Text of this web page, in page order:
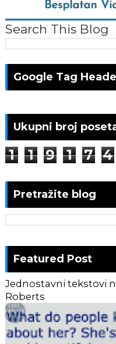
Search This Blog
Google Tag
Ukupni broj
1 1 9 1 7 4
Pretražite blog
Featured Post
Jednostavni tekstovi
Roberts